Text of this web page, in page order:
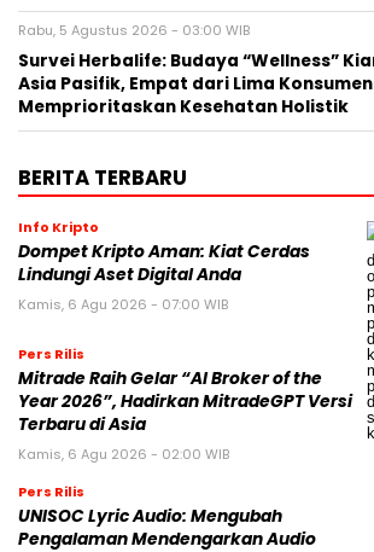
Rabu, 5 Agustus 2026 - 03:00 WIB
Survei Herbalife: Budaya “Wellness”
Asia Pasifik, Empat dari Lima Konsumen
Memprioritaskan Kesehatan Holistik
BERITA TERBARU
Info Kripto
Dompet Kripto Aman: Kiat Cerdas
Lindungi Aset Digital Anda
Kamis, 6 Agu 2026 - 07:00 WIB
Pers Rilis
Mitrade Raih Gelar “AI Broker of the
Year 2026”, Hadirkan MitradeGPT Versi
Terbaru di Asia
Kamis, 6 Agu 2026 - 02:00 WIB
Pers Rilis
UNISOC Lyric Audio: Mengubah
Pengalaman Mendengarkan Audio